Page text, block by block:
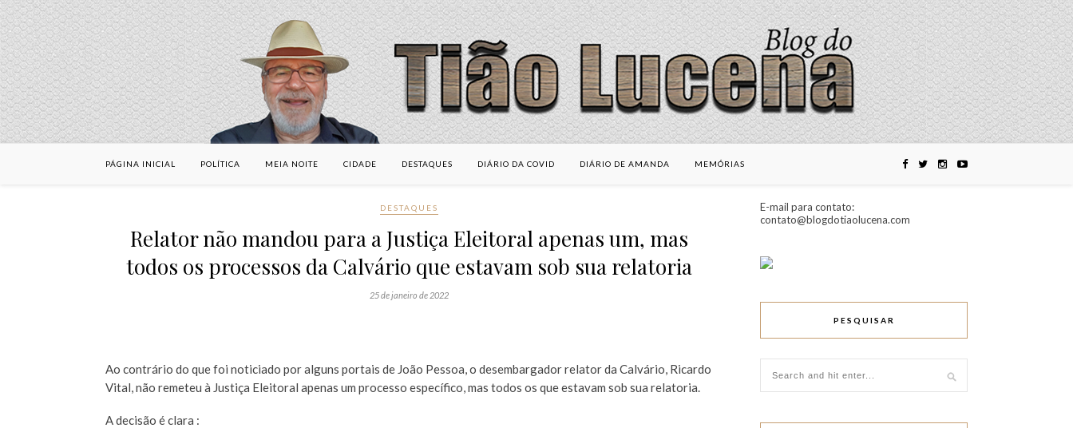
PÁGINA INICIAL POLÍTICA MEIA NOITE CIDADE DESTAQUES DIÁRIO DA COVID DIÁRIO DE AMANDA MEMÓRIAS
DESTAQUES
Relator não mandou para a Justiça Eleitoral apenas um, mas
todos os processos da Calvário que estavam sob sua relatoria
25 de janeiro de 2022
Ao contrário do que foi noticiado por alguns portais de João Pessoa, o desembargador relator da Calvário, Ricardo
Vital, não remeteu à Justiça Eleitoral apenas um processo específico, mas todos os que estavam sob sua relatoria.
A decisão é clara :
E-mail para contato:
contato@blogdotiaolucena.com
PESQUISAR